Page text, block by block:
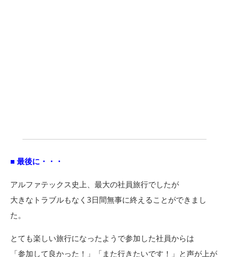
■ 最後に・・・
アルファテックス史上、最大の社員旅行でしたが
大きなトラブルもなく3日間無事に終えることができまし
た。
とても楽しい旅行になったようで参加した社員からは
「参加して良かった！」「また行きたいです！」と声が上が